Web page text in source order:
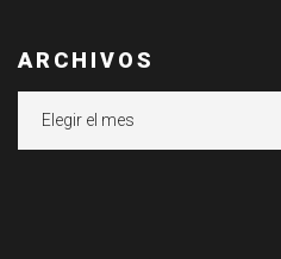
ARCHIVOS